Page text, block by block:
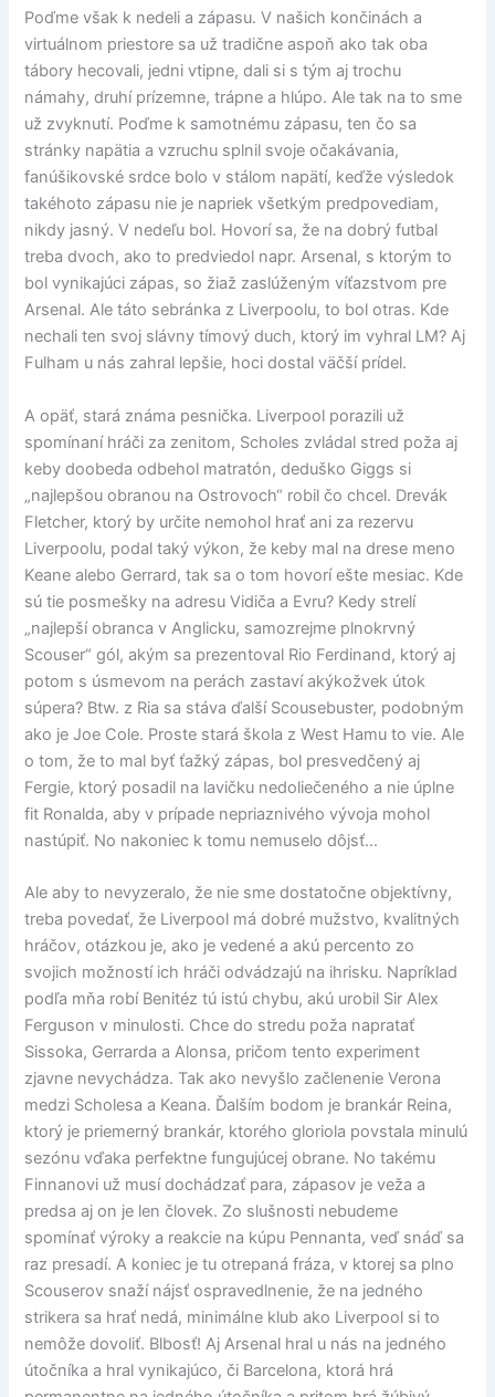
Poďme však k nedeli a zápasu. V našich končinách a
virtuálnom priestore sa už tradične aspoň ako tak oba
tábory hecovali, jedni vtipne, dali si s tým aj trochu
námahy, druhí prízemne, trápne a hlúpo. Ale tak na to sme
už zvyknutí. Poďme k samotnému zápasu, ten čo sa
stránky napätia a vzruchu splnil svoje očakávania,
fanúšikovské srdce bolo v stálom napätí, keďže výsledok
takéhoto zápasu nie je napriek všetkým predpovediam,
nikdy jasný. V nedeľu bol. Hovorí sa, že na dobrý futbal
treba dvoch, ako to predviedol napr. Arsenal, s ktorým to
bol vynikajúci zápas, so žiaž zaslúženým víťazstvom pre
Arsenal. Ale táto sebránka z Liverpoolu, to bol otras. Kde
nechali ten svoj slávny tímový duch, ktorý im vyhral LM? Aj
Fulham u nás zahral lepšie, hoci dostal väčší prídel.
A opäť, stará známa pesnička. Liverpool porazili už
spomínaní hráči za zenitom, Scholes zvládal stred poža aj
keby doobeda odbehol matratón, deduško Giggs si
„najlepšou obranou na Ostrovoch“ robil čo chcel. Drevák
Fletcher, ktorý by určite nemohol hrať ani za rezervu
Liverpoolu, podal taký výkon, že keby mal na drese meno
Keane alebo Gerrard, tak sa o tom hovorí ešte mesiac. Kde
sú tie posmešky na adresu Vidiča a Evru? Kedy strelí
„najlepší obranca v Anglicku, samozrejme plnokrvný
Scouser“ gól, akým sa prezentoval Rio Ferdinand, ktorý aj
potom s úsmevom na perách zastaví akýkožvek útok
súpera? Btw. z Ria sa stáva ďalší Scousebuster, podobným
ako je Joe Cole. Proste stará škola z West Hamu to vie. Ale
o tom, že to mal byť ťažký zápas, bol presvedčený aj
Fergie, ktorý posadil na lavičku nedoliečeného a nie úplne
fit Ronalda, aby v prípade nepriaznivého vývoja mohol
nastúpiť. No nakoniec k tomu nemuselo dôjsť…
Ale aby to nevyzeralo, že nie sme dostatočne objektívny,
treba povedať, že Liverpool má dobré mužstvo, kvalitných
hráčov, otázkou je, ako je vedené a akú percento zo
svojich možností ich hráči odvádzajú na ihrisku. Napríklad
podľa mňa robí Benitéz tú istú chybu, akú urobil Sir Alex
Ferguson v minulosti. Chce do stredu poža napratať
Sissoka, Gerrarda a Alonsa, pričom tento experiment
zjavne nevychádza. Tak ako nevyšlo začlenenie Verona
medzi Scholesa a Keana. Ďalším bodom je brankár Reina,
ktorý je priemerný brankár, ktorého gloriola povstala minulú
sezónu vďaka perfektne fungujúcej obrane. No takému
Finnanovi už musí dochádzať para, zápasov je veža a
predsa aj on je len človek. Zo slušnosti nebudeme
spomínať výroky a reakcie na kúpu Pennanta, veď snáď sa
raz presadí. A koniec je tu otrepaná fráza, v ktorej sa plno
Scouserov snaží nájsť ospravedlnenie, že na jedného
strikera sa hrať nedá, minimálne klub ako Liverpool si to
nemôže dovoliť. Blbosť! Aj Arsenal hral u nás na jedného
útočníka a hral vynikajúco, či Barcelona, ktorá hrá